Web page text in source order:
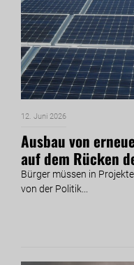
12. Juni 2026
Ausbau von
auf dem Rücken
Bürger müssen in
von der Politik...